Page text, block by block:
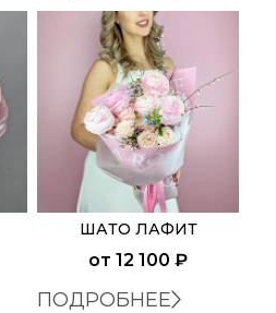
ШАТО ЛАФИТ
от 12 100 ₽
ПОДРОБНЕЕ